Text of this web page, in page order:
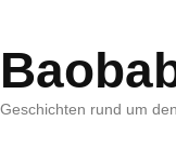
Geschichten rund um